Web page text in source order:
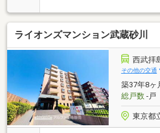
ポート「家を買う、その先も
報＆未来設計でサポートしま
ができるよう、良いところだ
にお伝えしています。２）住
らまでの融資が可能か、いく
のか、 熟練の担当者が「未
してご案内します。３）東宝
で、ご購入後も充実のサポー
トナーです。
ライオンズマンション武蔵砂川
西武拝
その他の交通
築37年8ヶ
総戸数-戸
東京都